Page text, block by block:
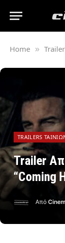
Home »
TRAILERS
Trailer
“Coming
Από